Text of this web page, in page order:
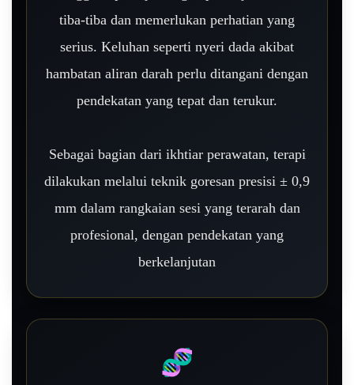
tiba-tiba dan memerlukan perhatian yang
serius. Keluhan seperti nyeri dada akibat
hambatan aliran darah perlu ditangani dengan
pendekatan yang tepat dan terukur.
Sebagai bagian dari ikhtiar perawatan, terapi
dilakukan melalui teknik goresan presisi ± 0,9
mm dalam rangkaian sesi yang terarah dan
profesional, dengan pendekatan yang
berkelanjutan
🧬